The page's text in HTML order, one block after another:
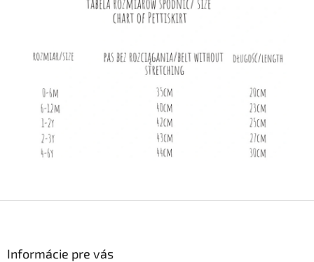
Informácie pre vás